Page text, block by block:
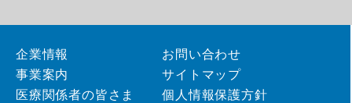
企業情報
事業案内
医療関係者の皆さま
お問い合わせ
サイトマップ
個人情報保護方針